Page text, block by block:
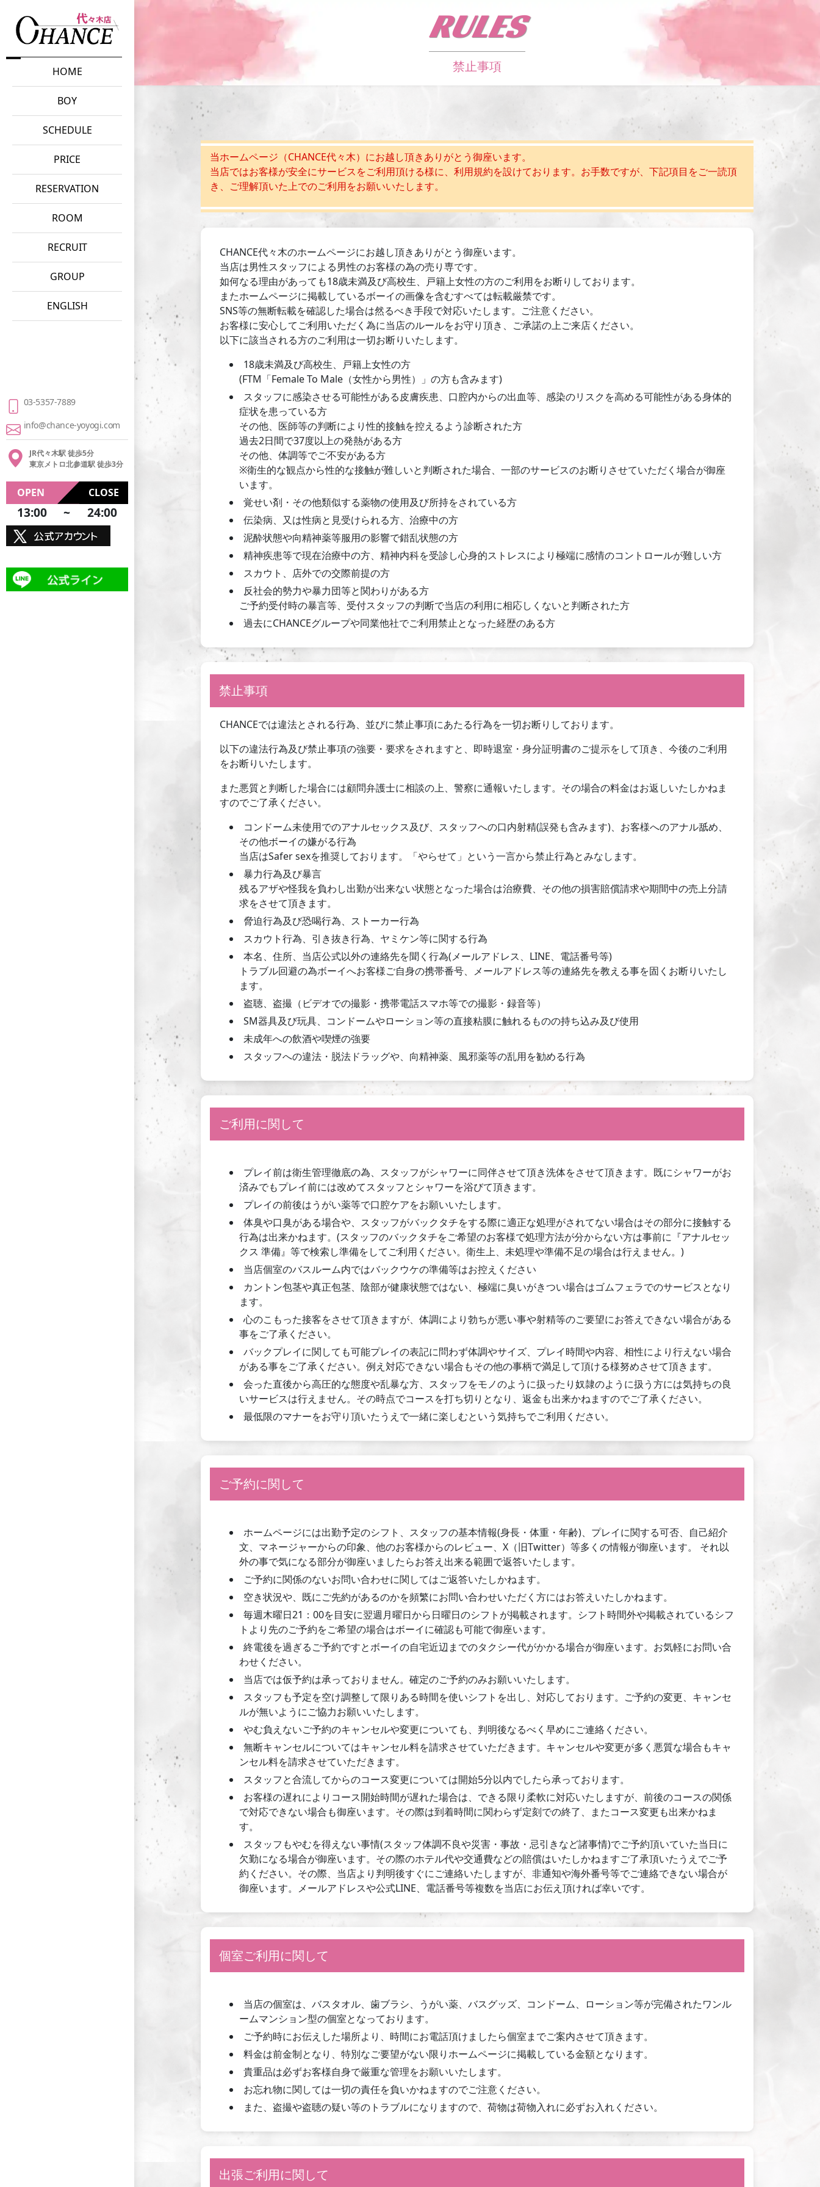
HOME
BOY
SCHEDULE
PRICE
RESERVATION
ROOM
RECRUIT
GROUP
ENGLISH
03-5357-7889
info@chance-yoyogi.com
JR代々木駅 徒歩5分
東京メトロ北参道駅 徒歩3分
OPEN CLOSE
13:00 ~ 24:00
RULES
禁止事項
当ホームページ（CHANCE代々木）にお越し頂きありがとう御座います。
当店ではお客様が安全にサービスをご利用頂ける様に、利用規約を設けております。お手数ですが、下記項目をご一読頂
き、ご理解頂いた上でのご利用をお願いいたします。
CHANCE代々木のホームページにお越し頂きありがとう御座います。
当店は男性スタッフによる男性のお客様の為の売り専です。
如何なる理由があっても18歳未満及び高校生、戸籍上女性の方のご利用をお断りしております。
またホームページに掲載しているボーイの画像を含むすべては転載厳禁です。
SNS等の無断転載を確認した場合は然るべき手段で対応いたします。ご注意ください。
お客様に安心してご利用いただく為に当店のルールをお守り頂き、ご承諾の上ご来店ください。
以下に該当される方のご利用は一切お断りいたします。
18歳未満及び高校生、戸籍上女性の方
(FTM「Female To Male（女性から男性）」の方も含みます)
スタッフに感染させる可能性がある皮膚疾患、口腔内からの出血等、感染のリスクを高める可能性がある身体的
症状を患っている方
その他、医師等の判断により性的接触を控えるよう診断された方
過去2日間で37度以上の発熱がある方
その他、体調等でご不安がある方
※衛生的な観点から性的な接触が難しいと判断された場合、一部のサービスのお断りさせていただく場合が御座
います。
覚せい剤・その他類似する薬物の使用及び所持をされている方
伝染病、又は性病と見受けられる方、治療中の方
泥酔状態や向精神薬等服用の影響で錯乱状態の方
精神疾患等で現在治療中の方、精神内科を受診し心身的ストレスにより極端に感情のコントロールが難しい方
スカウト、店外での交際前提の方
反社会的勢力や暴力団等と関わりがある方
ご予約受付時の暴言等、受付スタッフの判断で当店の利用に相応しくないと判断された方
過去にCHANCEグループや同業他社でご利用禁止となった経歴のある方
禁止事項
CHANCEでは違法とされる行為、並びに禁止事項にあたる行為を一切お断りしております。
以下の違法行為及び禁止事項の強要・要求をされますと、即時退室・身分証明書のご提示をして頂き、今後のご利用
をお断りいたします。
また悪質と判断した場合には顧問弁護士に相談の上、警察に通報いたします。その場合の料金はお返しいたしかねま
すのでご了承ください。
コンドーム未使用でのアナルセックス及び、スタッフへの口内射精(誤発も含みます)、お客様へのアナル舐め、
その他ボーイの嫌がる行為
当店はSafer sexを推奨しております。「やらせて」という一言から禁止行為とみなします。
暴力行為及び暴言
残るアザや怪我を負わし出勤が出来ない状態となった場合は治療費、その他の損害賠償請求や期間中の売上分請
求をさせて頂きます。
脅迫行為及び恐喝行為、ストーカー行為
スカウト行為、引き抜き行為、ヤミケン等に関する行為
本名、住所、当店公式以外の連絡先を聞く行為(メールアドレス、LINE、電話番号等)
トラブル回避の為ボーイへお客様ご自身の携帯番号、メールアドレス等の連絡先を教える事を固くお断りいたし
ます。
盗聴、盗撮（ビデオでの撮影・携帯電話スマホ等での撮影・録音等）
SM器具及び玩具、コンドームやローション等の直接粘膜に触れるものの持ち込み及び使用
未成年への飲酒や喫煙の強要
スタッフへの違法・脱法ドラッグや、向精神薬、風邪薬等の乱用を勧める行為
ご利用に関して
プレイ前は衛生管理徹底の為、スタッフがシャワーに同伴させて頂き洗体をさせて頂きます。既にシャワーがお
済みでもプレイ前には改めてスタッフとシャワーを浴びて頂きます。
プレイの前後はうがい薬等で口腔ケアをお願いいたします。
体臭や口臭がある場合や、スタッフがバックタチをする際に適正な処理がされてない場合はその部分に接触する
行為は出来かねます。(スタッフのバックタチをご希望のお客様で処理方法が分からない方は事前に『アナルセッ
クス 準備』等で検索し準備をしてご利用ください。衛生上、未処理や準備不足の場合は行えません。)
当店個室のバスルーム内ではバックウケの準備等はお控えください
カントン包茎や真正包茎、陰部が健康状態ではない、極端に臭いがきつい場合はゴムフェラでのサービスとなり
ます。
心のこもった接客をさせて頂きますが、体調により勃ちが悪い事や射精等のご要望にお答えできない場合がある
事をご了承ください。
バックプレイに関しても可能プレイの表記に問わず体調やサイズ、プレイ時間や内容、相性により行えない場合
がある事をご了承ください。例え対応できない場合もその他の事柄で満足して頂ける様努めさせて頂きます。
会った直後から高圧的な態度や乱暴な方、スタッフをモノのように扱ったり奴隷のように扱う方には気持ちの良
いサービスは行えません。その時点でコースを打ち切りとなり、返金も出来かねますのでご了承ください。
最低限のマナーをお守り頂いたうえで一緒に楽しむという気持ちでご利用ください。
ご予約に関して
ホームページには出勤予定のシフト、スタッフの基本情報(身長・体重・年齢)、プレイに関する可否、自己紹介
文、マネージャーからの印象、他のお客様からのレビュー、X（旧Twitter）等多くの情報が御座います。 それ以
外の事で気になる部分が御座いましたらお答え出来る範囲で返答いたします。
ご予約に関係のないお問い合わせに関してはご返答いたしかねます。
空き状況や、既にご先約があるのかを頻繁にお問い合わせいただく方にはお答えいたしかねます。
毎週木曜日21：00を目安に翌週月曜日から日曜日のシフトが掲載されます。シフト時間外や掲載されているシフ
トより先のご予約をご希望の場合はボーイに確認も可能で御座います。
終電後を過ぎるご予約ですとボーイの自宅近辺までのタクシー代がかかる場合が御座います。お気軽にお問い合
わせください。
当店では仮予約は承っておりません。確定のご予約のみお願いいたします。
スタッフも予定を空け調整して限りある時間を使いシフトを出し、対応しております。ご予約の変更、キャンセ
ルが無いようにご協力お願いいたします。
やむ負えないご予約のキャンセルや変更についても、判明後なるべく早めにご連絡ください。
無断キャンセルについてはキャンセル料を請求させていただきます。キャンセルや変更が多く悪質な場合もキャ
ンセル料を請求させていただきます。
スタッフと合流してからのコース変更については開始5分以内でしたら承っております。
お客様の遅れによりコース開始時間が遅れた場合は、できる限り柔軟に対応いたしますが、前後のコースの関係
で対応できない場合も御座います。その際は到着時間に関わらず定刻での終了、またコース変更も出来かねま
す。
スタッフもやむを得えない事情(スタッフ体調不良や災害・事故・忌引きなど諸事情)でご予約頂いていた当日に
欠勤になる場合が御座います。その際のホテル代や交通費などの賠償はいたしかねますご了承頂いたうえでご予
約ください。その際、当店より判明後すぐにご連絡いたしますが、非通知や海外番号等でご連絡できない場合が
御座います。メールアドレスや公式LINE、電話番号等複数を当店にお伝え頂ければ幸いです。
個室ご利用に関して
当店の個室は、バスタオル、歯ブラシ、うがい薬、バスグッズ、コンドーム、ローション等が完備されたワンル
ームマンション型の個室となっております。
ご予約時にお伝えした場所より、時間にお電話頂けましたら個室までご案内させて頂きます。
料金は前金制となり、特別なご要望がない限りホームページに掲載している金額となります。
貴重品は必ずお客様自身で厳重な管理をお願いいたします。
お忘れ物に関しては一切の責任を負いかねますのでご注意ください。
また、盗撮や盗聴の疑い等のトラブルになりますので、荷物は荷物入れに必ずお入れください。
出張ご利用に関して